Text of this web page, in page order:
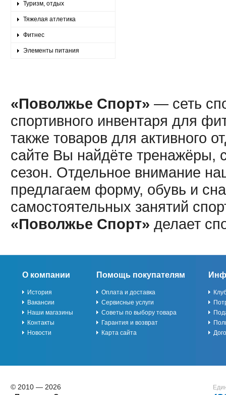
Туризм, отдых
Тяжелая атлетика
Фитнес
Элементы питания
«Поволжье Спорт» — сеть
спортивного инвентаря для
также товаров для активного
сайте Вы найдёте тренажёры,
сезон. Отдельное внимание
предлагаем форму, обувь и
самостоятельных занятий
«Поволжье Спорт» делает
О компании
История
Вакансии
Наши магазины
Контакты
Новости
Помощь покупателям
Оплата и доставка
Сервисные услуги
Советы по выбору товара
Гарантия и возврат
Карта сайта
© 2010 — 2026